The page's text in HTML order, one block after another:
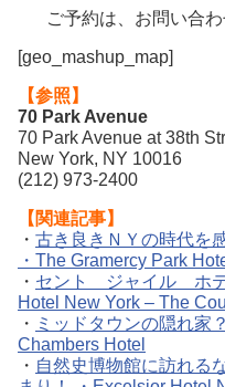
ご予約は、お問い合
[geo_mashup_map]
【参照】
70 Park Avenue
70 Park Avenue at 38th
New York, NY 10016
(212) 973-2400
【関連記事】
・ 古き良きＮＹの時代を
・The Gramercy Park
・ セント ジャイル ホ
Hotel New York – The
・ ミッドタウンの隠れ家
Chambers Hotel
・ 自然史博物館に訪れる